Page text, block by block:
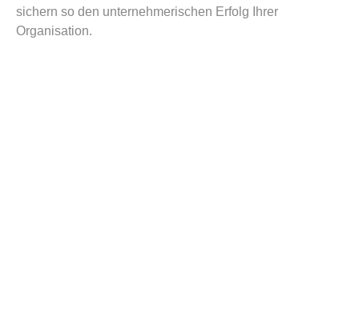
sichern so den unternehmerischen Erfolg Ihrer
Organisation.